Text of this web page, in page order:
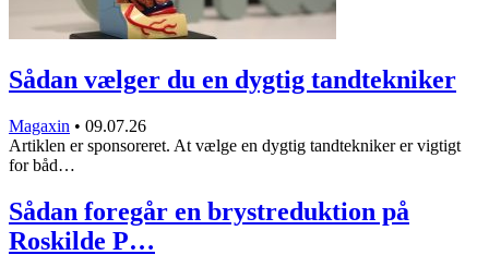
Sådan vælger du en dygtig tandtekniker
Magaxin • 09.07.26
Artiklen er sponsoreret. At vælge en dygtig tandtekniker er vigtigt
for båd…
Sådan foregår en brystreduktion på
Roskilde P…